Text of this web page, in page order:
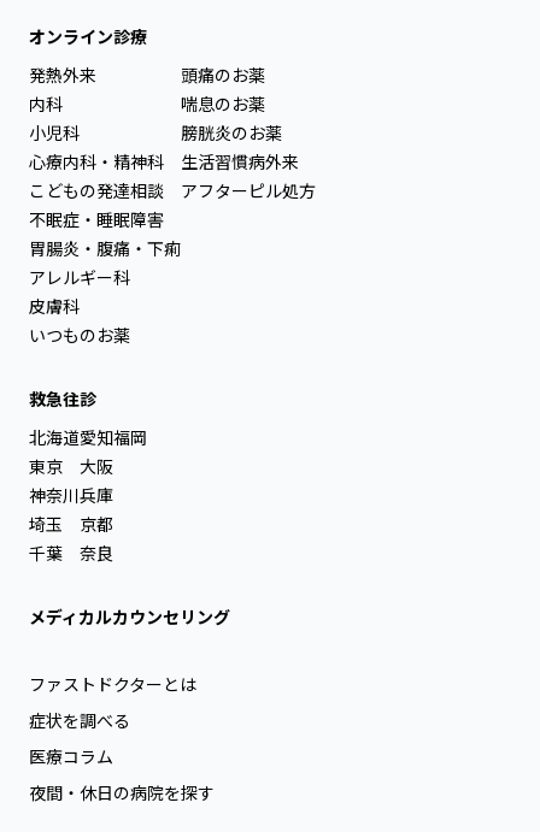
オンライン診療
発熱外来
内科
小児科
心療内科・精神科
こどもの発達相談
不眠症・睡眠障害
胃腸炎・腹痛・下痢
アレルギー科
皮膚科
いつものお薬
頭痛のお薬
喘息のお薬
膀胱炎のお薬
生活習慣病外来
アフターピル処方
救急往診
北海道
東京
神奈川
埼玉
千葉
愛知
大阪
兵庫
京都
奈良
福岡
メディカルカウンセリング
ファストドクターとは
症状を調べる
医療コラム
夜間・休日の病院を探す